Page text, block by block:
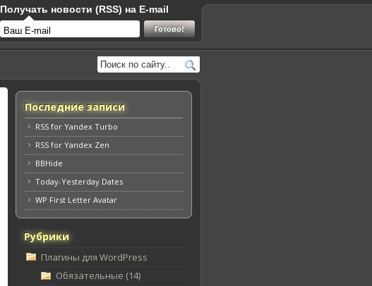
Получать новости (RSS) на E-mail
Последние записи
RSS for Yandex Turbo
RSS for Yandex Zen
BBHide
Today-Yesterday Dates
WP First Letter Avatar
Рубрики
Плагины для WordPress
Обязательные (14)